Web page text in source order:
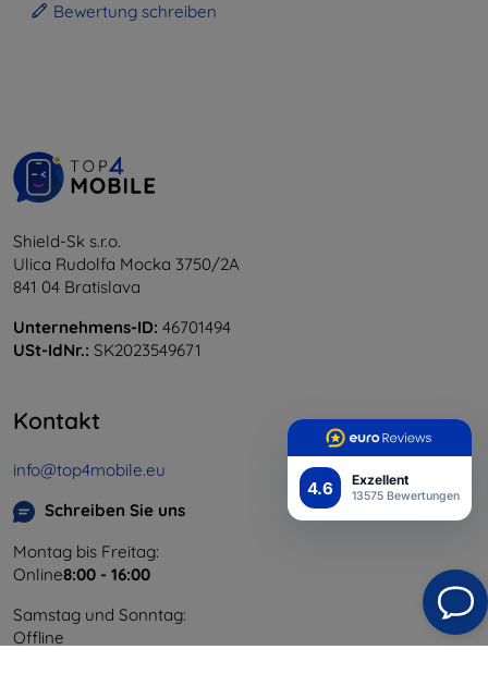
4.6 Exzellent
13575 Bewertungen
Bewertung schreiben
Shield-Sk s.r.o.
Ulica Rudolfa Mocka 3750/2A
841 04 Bratislava
Unternehmens-ID: 46701494
USt-IdNr.: SK2023549671
Kontakt
info@top4mobile.eu
Schreiben Sie uns
Montag bis Freitag:
Online8:00 - 16:00
Samstag und Sonntag:
Offline